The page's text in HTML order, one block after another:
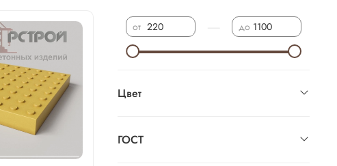
от до
Цвет
ГОСТ